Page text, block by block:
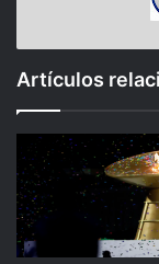
Artículos